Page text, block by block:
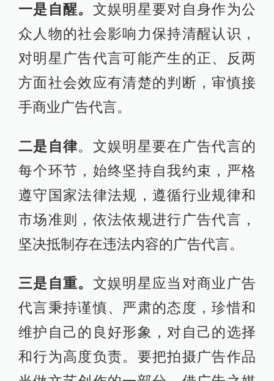
一是自醒。 文娱明星要对自身作为公
众人物的社会影响力保持清醒认识，
对明星广告代言可能产生的正、反两
方面社会效应有清楚的判断，审慎接
手商业广告代言。
二是自律。文娱明星要在广告代言的
每个环节，始终坚持自我约束，严格
遵守国家法律法规，遵循行业规律和
市场准则，依法依规进行广告代言，
坚决抵制存在违法内容的广告代言。
三是自重。 文娱明星应当对商业广告
代言秉持谨慎、严肃的态度，珍惜和
维护自己的良好形象，对自己的选择
和行为高度负责。要把拍摄广告作品